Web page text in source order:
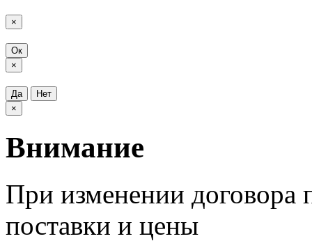
×
Ок
×
Да
Нет
×
Внимание
При изменении договора
поставки и цены